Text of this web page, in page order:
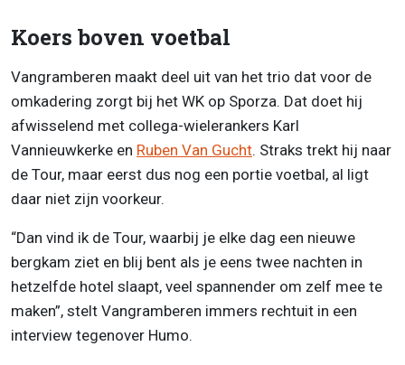
Koers boven voetbal
Vangramberen maakt deel uit van het trio dat voor de
omkadering zorgt bij het WK op Sporza. Dat doet hij
afwisselend met collega-wielerankers Karl
Vannieuwkerke en Ruben Van Gucht. Straks trekt hij naar
de Tour, maar eerst dus nog een portie voetbal, al ligt
daar niet zijn voorkeur.
“Dan vind ik de Tour, waarbij je elke dag een nieuwe
bergkam ziet en blij bent als je eens twee nachten in
hetzelfde hotel slaapt, veel spannender om zelf mee te
maken”, stelt Vangramberen immers rechtuit in een
interview tegenover Humo.